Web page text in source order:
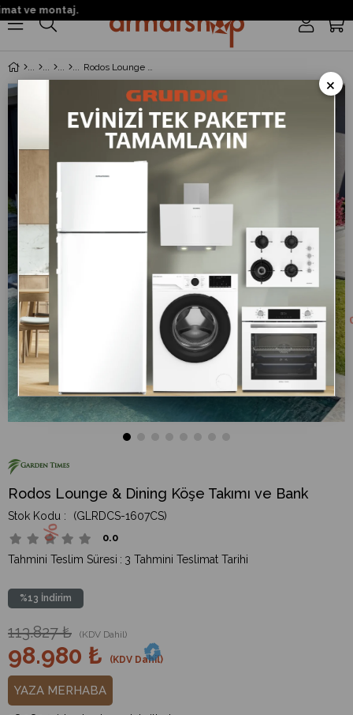
Rodos Lounge & Dining Köşe Takımı ve Bank
Rodos Lounge & Dining Köşe Takımı ve Bank
(GLRDCS-1607CS)
0.0
Tahmini Teslim Süresi : 3 Tahmini Teslimat Tarihi
%13 İndirim
113.827 ₺ (KDV Dahil)
98.980 ₺ (KDV Dahil)
YAZA MERHABA
ve montaj.
×